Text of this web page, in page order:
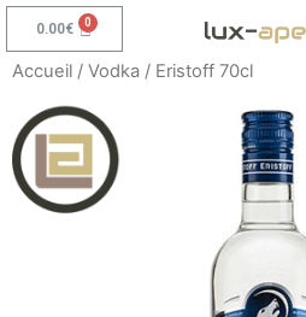
0.00€
Accueil / Vodka / Eristoff 70cl